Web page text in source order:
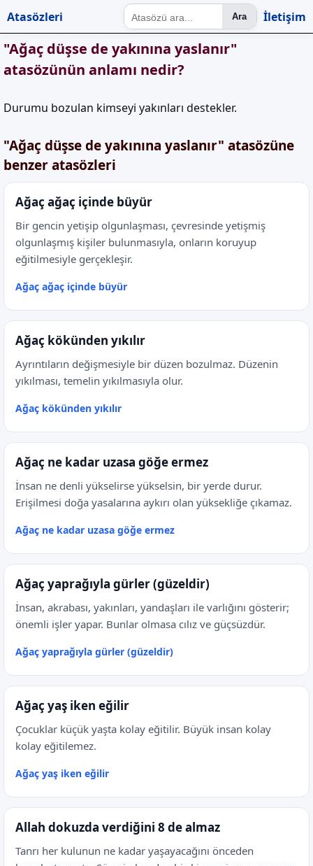
Atasözleri Ara İletişim
"Ağaç düşse de yakınına yaslanır"
atasözünün anlamı nedir?
Durumu bozulan kimseyi yakınları destekler.
"Ağaç düşse de yakınına yaslanır" atasözüne
benzer atasözleri
Ağaç ağaç içinde büyür
Bir gencin yetişip olgunlaşması, çevresinde yetişmiş
olgunlaşmış kişiler bulunmasıyla, onların koruyup
eğitilmesiyle gerçekleşir.
Ağaç ağaç içinde büyür
Ağaç kökünden yıkılır
Ayrıntıların değişmesiyle bir düzen bozulmaz. Düzenin
yıkılması, temelin yıkılmasıyla olur.
Ağaç kökünden yıkılır
Ağaç ne kadar uzasa göğe ermez
İnsan ne denli yükselirse yükselsin, bir yerde durur.
Erişilmesi doğa yasalarına aykırı olan yüksekliğe çıkamaz.
Ağaç ne kadar uzasa göğe ermez
Ağaç yaprağıyla gürler (güzeldir)
İnsan, akrabası, yakınları, yandaşları ile varlığını gösterir;
önemli işler yapar. Bunlar olmasa cılız ve güçsüzdür.
Ağaç yaprağıyla gürler (güzeldir)
Ağaç yaş iken eğilir
Çocuklar küçük yaşta kolay eğitilir. Büyük insan kolay
kolay eğitilemez.
Ağaç yaş iken eğilir
Allah dokuzda verdiğini 8 de almaz
Tanrı her kulunun ne kadar yaşayacağını önceden